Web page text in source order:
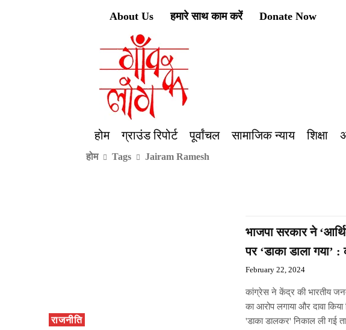
About Us हमारे साथ काम करें Donate Now
होम ग्राउंड रिपोर्ट पूर्वांचल सामाजिक न्याय शिक्षा
होम Tags Jairam Ramesh
राजनीति
भाजपा सरकार ने
पर ‘डाका डाला गया’
February 22, 2024
कांग्रेस ने केंद्र की भारतीय
का आरोप लगाया और दावा
'डाका डालकर' निकाल ली गई